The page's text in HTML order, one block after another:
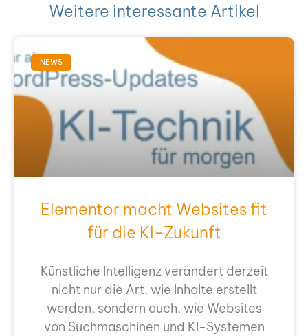
Wei­te­re inter­es­san­te Arti­kel
NEWS
Ele­men­tor macht Web­sites fit
für die KI-Zukunft
Künst­li­che Intel­li­genz ver­än­dert der­zeit
nicht nur die Art, wie Inhal­te erstellt
wer­den, son­dern auch, wie Web­sites
von Such­ma­schi­nen und KI-Sys­­te­­men